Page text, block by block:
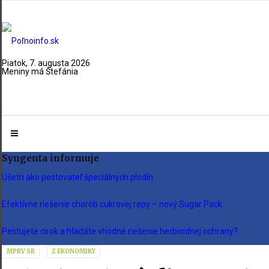
Piatok, 7. augusta 2026
Meniny má Štefánia
Syngenta informuje
Ušetri ako pestovateľ špeciálnych plodín
Efektívne riešenie chorôb cukrovej repy – nový Sugar Pack
Pestujete cirok a hľadáte vhodné riešenie herbicídnej ochrany?
MPRV SR Z EKONOMIKY